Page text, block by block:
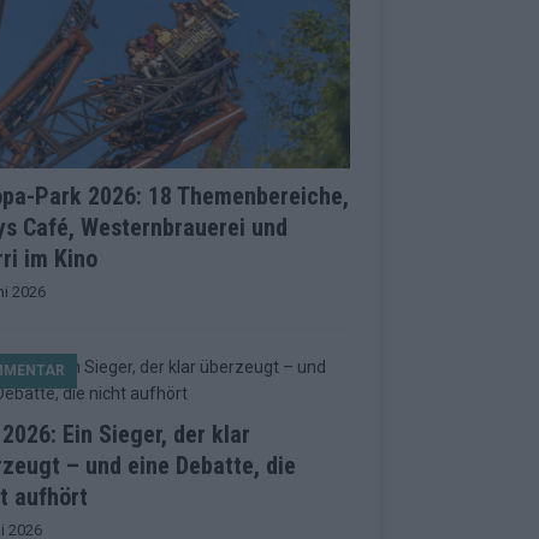
Park 2026: 18 Themenbereiche,
Café, Westernbrauerei und
im Kino
2026
2026: Ein Sieger, der klar
– und eine Debatte, die
aufhört
2026